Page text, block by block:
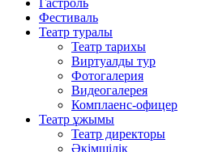
Гастроль
Фестиваль
Театр туралы
Театр тарихы
Виртуалды тур
Фотогалерия
Видеогалерея
Комплаенс-офицер
Театр ұжымы
Театр директоры
Әкімшілік